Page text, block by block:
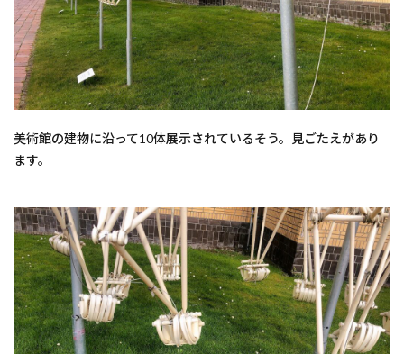
美術館の建物に沿って10体展示されているそう。見ごたえがあり
ます。